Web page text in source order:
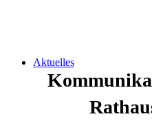
Aktuelles